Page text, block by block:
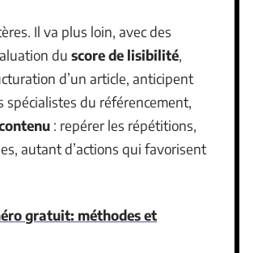
Il va plus loin, avec des
du score de lisibilité,
d’un article, anticipent
spécialistes du référencement,
: repérer les répétitions,
autant d’actions qui favorisent
gratuit: méthodes et